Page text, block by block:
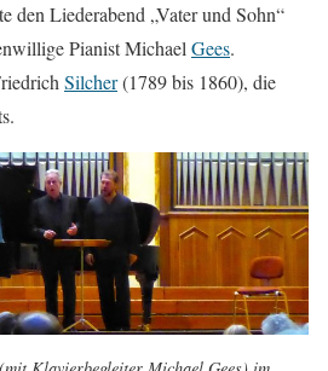
den Liederabend „Vater und Sohn“
Pianist MichaelGees.
Silcher(1789 bis 1860), die